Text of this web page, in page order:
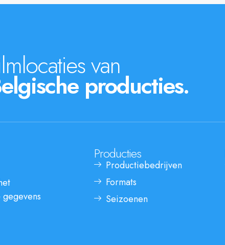
van
producties.
Producties
Productiebedrijven
Formats
Seizoenen